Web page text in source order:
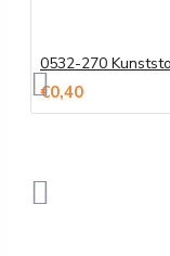
0532-270
€0,40